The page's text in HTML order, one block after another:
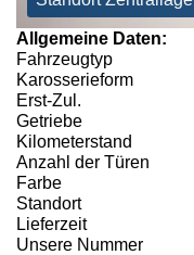
Allgemeine Daten:
Fahrzeugtyp
Karosserieform
Erst-Zul.
Getriebe
Kilometerstand
Anzahl der Türen
Farbe
Standort
Lieferzeit
Unsere Nummer